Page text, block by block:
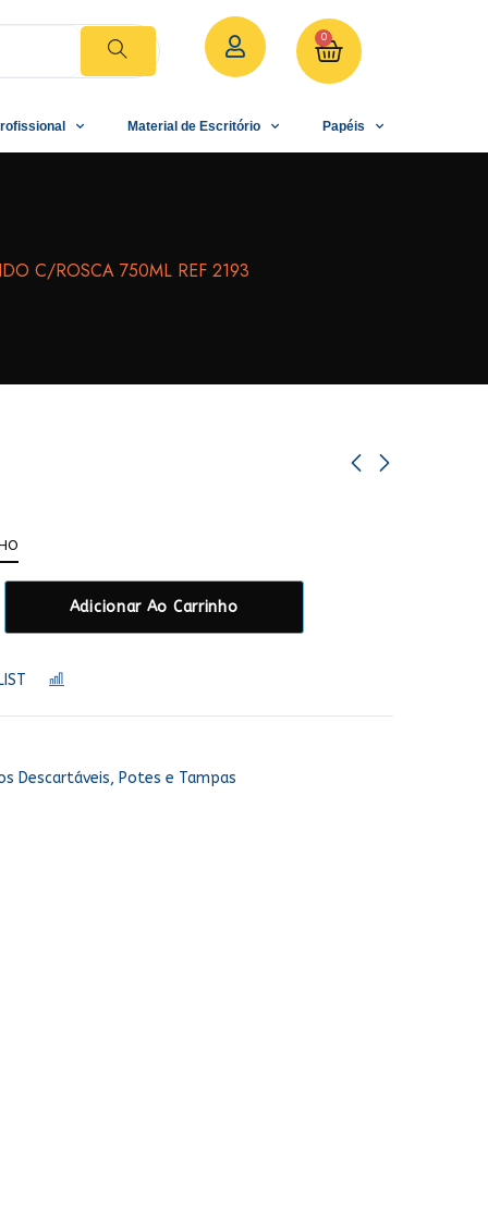
0
Material de Escritório Papéis
C/ROSCA 750ML REF 2193
Adicionar Ao Carrinho
Descartáveis, Potes e Tampas